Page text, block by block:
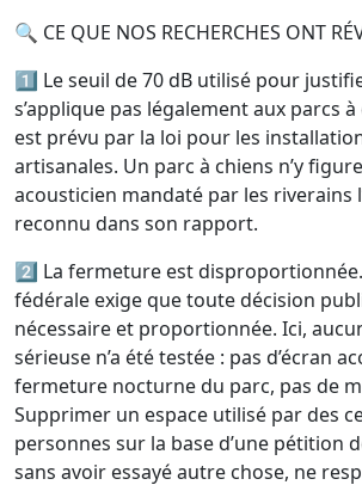
🔍 CE QUE NOS RECHERCHES ONT
1️⃣ Le seuil de 70 dB utilisé pour
s’applique pas légalement aux parcs à
est prévu par la loi pour les
artisanales. Un parc à chiens n’y
acousticien mandaté par les riverains
reconnu dans son rapport.
2️⃣ La fermeture est
fédérale exige que toute décision
nécessaire et proportionnée. Ici,
sérieuse n’a été testée : pas d’écran
fermeture nocturne du parc, pas de
Supprimer un espace utilisé par des
personnes sur la base d’une pétition
sans avoir essayé autre chose, ne